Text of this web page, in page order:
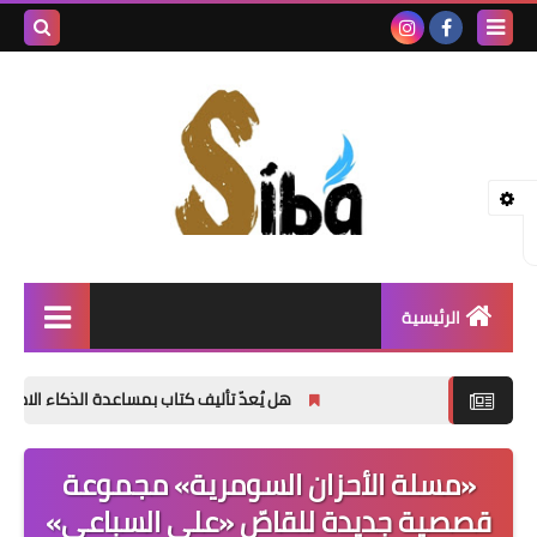
الرئيسية
نصوص
قصة قصيرة
هل يُعدّ تأليف كتاب بمساعدة الذكاء الاصطناعي
«مسلة الأحزان السومرية» مجموعة
قصصية جديدة للقاصّ «علي السباعي»